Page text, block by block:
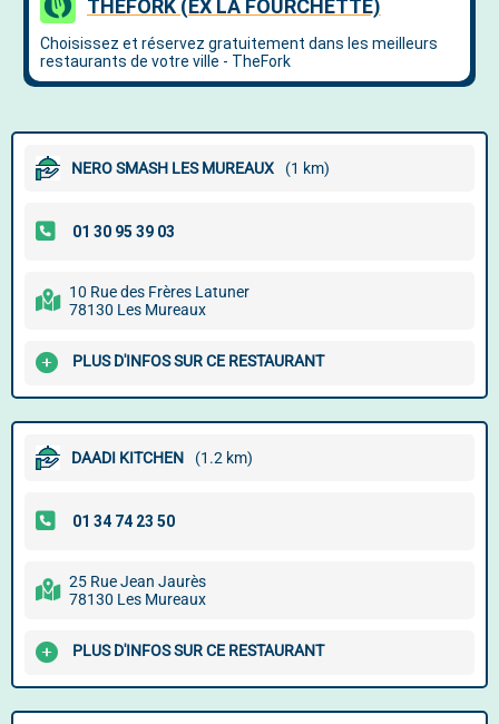
NERO SMASH LES MUREAUX (1 km)
10 Rue des Frères Latuner
78130 Les Mureaux
PLUS D'INFOS SUR CE RESTAURANT
DAADI KITCHEN (1.2 km)
25 Rue Jean Jaurès
78130 Les Mureaux
PLUS D'INFOS SUR CE RESTAURANT